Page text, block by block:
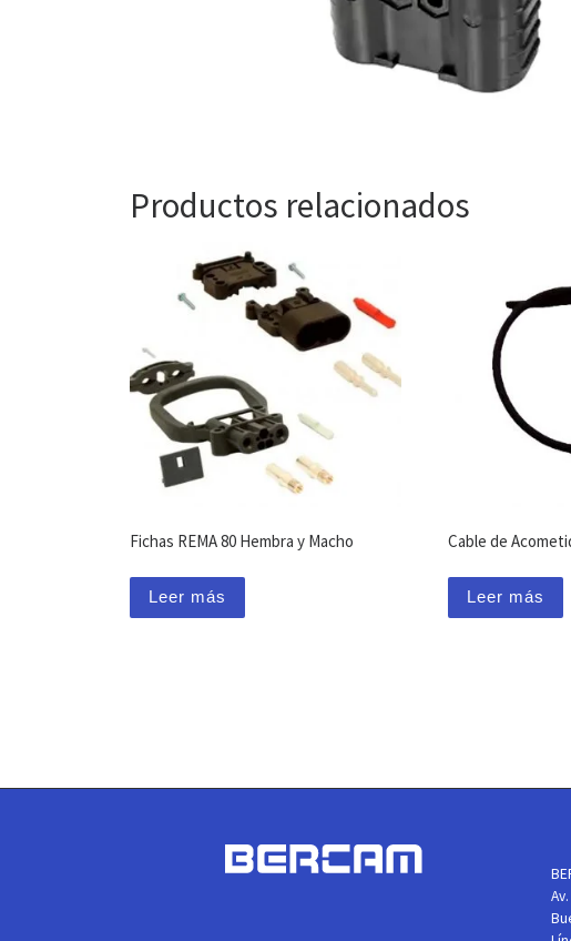
Productos relacionados
Fichas REMA 80 Hembra y Macho
Leer más
Cable de
Leer más